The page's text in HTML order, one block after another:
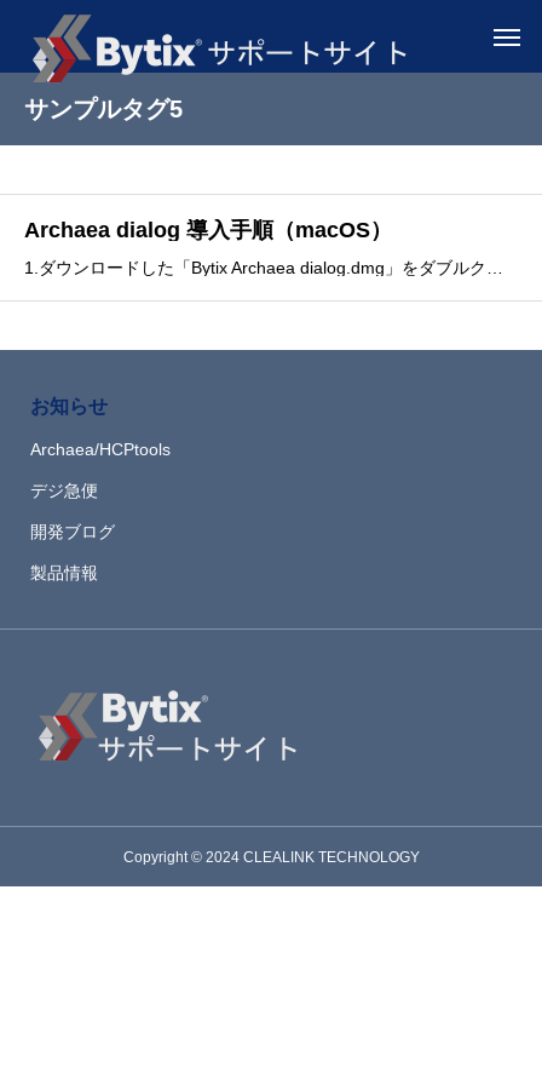
サンプルタグ5
Archaea dialog 導入手順（macOS）
お知らせ
Archaea/HCPtools
デジ急便
開発ブログ
製品情報
Copyright © 2024 CLEALINK TECHNOLOGY